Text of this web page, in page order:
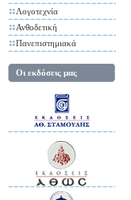
Λογοτεχνία
Ανθοδετική
Πανεπιστημιακά
Οι εκδόσεις μας